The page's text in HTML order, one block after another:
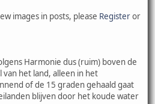
images in posts, please Registeror
Harmonie dus (ruim) boven de
het land, alleen in het
of de 15 graden gehaald gaat
blijven door het koude water